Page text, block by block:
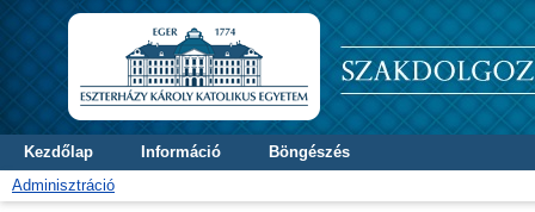
Kezdőlap Információ
Böngészés
Adminisztráció